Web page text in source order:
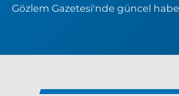
Gözlem Gazetesi'nde güncel